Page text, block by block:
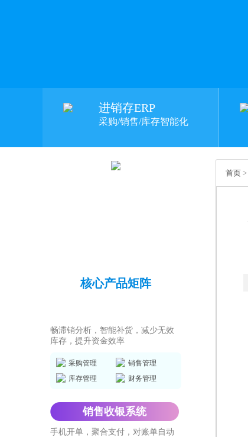
进销存ERP
采购/销售/库存智能化
核心产品矩阵
畅滞销分析，智能补货，减少无效
库存，提升资金效率
采购管理
销售管理
库存管理
财务管理
销售收银系统
手机开单，聚合支付，对账单自动
首页 >